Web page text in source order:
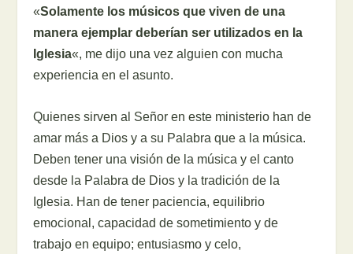
«Solamente los músicos que viven de una
manera ejemplar deberían ser utilizados en la
Iglesia«, me dijo una vez alguien con mucha
experiencia en el asunto.
Quienes sirven al Señor en este ministerio han de
amar más a Dios y a su Palabra que a la música.
Deben tener una visión de la música y el canto
desde la Palabra de Dios y la tradición de la
Iglesia. Han de tener paciencia, equilibrio
emocional, capacidad de sometimiento y de
trabajo en equipo; entusiasmo y celo,